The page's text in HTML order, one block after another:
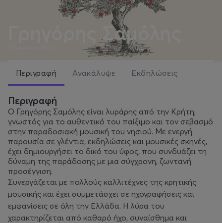
Γρηγόρης Σαμόλης
Περιγραφή Ανακάλυψε Εκδηλώσεις
Περιγραφή
Ο Γρηγόρης Σαμόλης είναι λυράρης από την Κρήτη,
γνωστός για το αυθεντικό του παίξιμο και τον σεβασμό
στην παραδοσιακή μουσική του νησιού. Με ενεργή
παρουσία σε γλέντια, εκδηλώσεις και μουσικές σκηνές,
έχει δημιουργήσει το δικό του ύφος, που συνδυάζει τη
δύναμη της παράδοσης με μια σύγχρονη, ζωντανή
προσέγγιση.
Συνεργάζεται με πολλούς καλλιτέχνες της κρητικής
μουσικής και έχει συμμετάσχει σε ηχογραφήσεις και
εμφανίσεις σε όλη την Ελλάδα. Η λύρα του
χαρακτηρίζεται από καθαρό ήχο, συναίσθημα και